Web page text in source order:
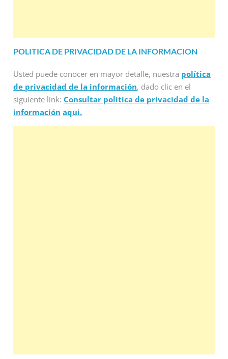
POLITICA DE PRIVACIDAD DE LA INFORMACION
Usted puede conocer en mayor detalle, nuestra política
de privacidad de la información, dado clic en el
siguiente link:Consultar política de privacidad de la
información aqui.